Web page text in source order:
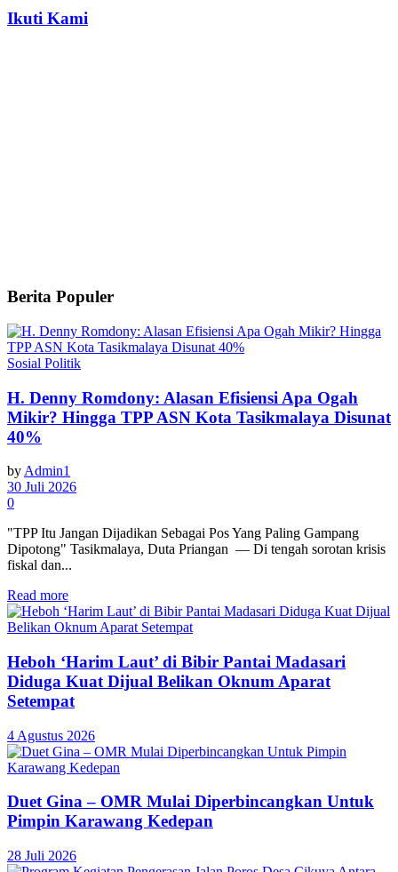
Ikuti Kami
Berita Populer
Sosial Politik
H. Denny Romdony: Alasan Efisiensi Apa Ogah
Mikir? Hingga TPP ASN Kota Tasikmalaya Disunat
40%
by Admin1
30 Juli 2026
0
"TPP Itu Jangan Dijadikan Sebagai Pos Yang Paling Gampang
Dipotong" Tasikmalaya, Duta Priangan — Di tengah sorotan krisis
fiskal dan...
Read more
Heboh ‘Harim Laut’ di Bibir Pantai Madasari
Diduga Kuat Dijual Belikan Oknum Aparat
Setempat
4 Agustus 2026
Duet Gina – OMR Mulai Diperbincangkan Untuk
Pimpin Karawang Kedepan
28 Juli 2026